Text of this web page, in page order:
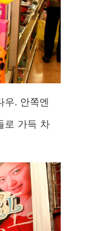
우. 안쪽엔
로 가득 차